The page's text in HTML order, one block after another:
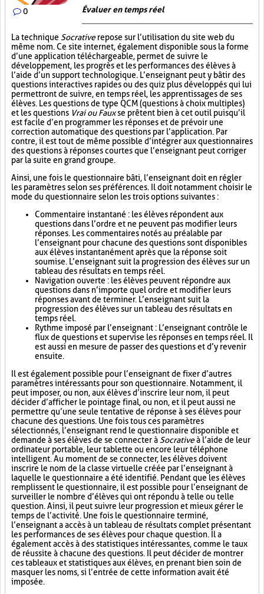
0 Évaluer en temps réel
La technique Socrativerepose sur l’utilisation du site web du
même nom. Ce site internet, également disponible sous la forme
d’une application téléchargeable, permet de suivre le
développement, les progrès et les performances des élèves à
l’aide d’un support technologique. L’enseignant peut y bâtir des
questions interactives rapides ou des quiz plus développés qui lui
permettront de suivre, en temps réel, les apprentissages de ses
élèves. Les questions de type QCM (questions à choix multiples)
et les questions Vrai ou Fauxse prêtent bien à cet outil puisqu’il
est facile d’en programmer les réponses et de prévoir une
correction automatique des questions par l’application. Par
contre, il est tout de même possible d’intégrer aux questionnaires
des questions à réponses courtes que l’enseignant peut corriger
par la suite en grand groupe.
Ainsi, une fois le questionnaire bâti, l’enseignant doit en régler
les paramètres selon ses préférences. Il doit notamment choisir le
mode du questionnaire selon les trois options suivantes :
Commentaire instantané : les élèves répondent aux
questions dans l’ordre et ne peuvent pas modifier leurs
réponses. Les commentaires notés au préalable par
l’enseignant pour chacune des questions sont disponibles
aux élèves instantanément après que la réponse soit
soumise. L’enseignant suit la progression des élèves sur un
tableau des résultats en temps réel.
Navigation ouverte : les élèves peuvent répondre aux
questions dans n’importe quel ordre et modifier leurs
réponses avant de terminer. L’enseignant suit la
progression des élèves sur un tableau des résultats en
temps réel.
Rythme imposé par l’enseignant : L’enseignant contrôle le
flux de questions et supervise les réponses en temps réel. Il
est aussi en mesure de passer des questions et d’y revenir
ensuite.
Il est également possible pour l’enseignant de fixer d’autres
paramètres intéressants pour son questionnaire. Notamment, il
peut imposer, ou non, aux élèves d’inscrire leur nom, il peut
décider d’afficher le pointage final, ou non, et il peut aussi ne
permettre qu’une seule tentative de réponse à ses élèves pour
chacune des questions. Une fois tous ces paramètres
sélectionnés, l’enseignant rend le questionnaire disponible et
demande à ses élèves de se connecter à Socrativeà l’aide de leur
ordinateur portable, leur tablette ou encore leur téléphone
intelligent. Au moment de se connecter, les élèves doivent
inscrire le nom de la classe virtuelle créée par l’enseignant à
laquelle le questionnaire a été identifié. Pendant que les élèves
remplissent le questionnaire, il est possible pour l’enseignant de
surveiller le nombre d’élèves qui ont répondu à telle ou telle
question. Ainsi, il peut suivre leur progression et mieux gérer le
temps de l’activité. Une fois le questionnaire terminé,
l’enseignant a accès à un tableau de résultats complet présentant
les performances de ses élèves pour chaque question. Il a
également accès à des statistiques intéressantes, comme le taux
de réussite à chacune des questions. Il peut décider de montrer
ces tableaux et statistiques aux élèves, en prenant bien soin de
masquer les noms, si l’entrée de cette information avait été
imposée.